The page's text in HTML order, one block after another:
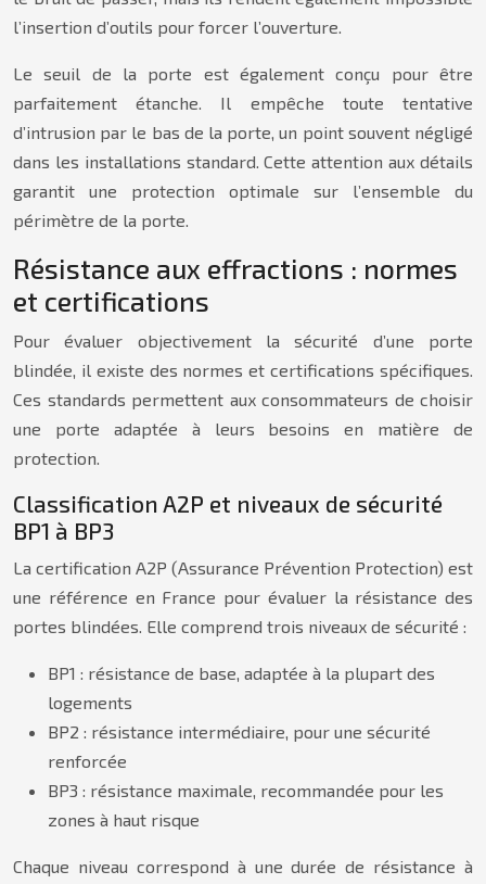
l’insertion d’outils pour forcer l’ouverture.
Le seuil de la porte est également conçu pour être
parfaitement étanche. Il empêche toute tentative
d’intrusion par le bas de la porte, un point souvent négligé
dans les installations standard. Cette attention aux détails
garantit une protection optimale sur l’ensemble du
périmètre de la porte.
Résistance aux effractions : normes
et certifications
Pour évaluer objectivement la sécurité d’une porte
blindée, il existe des normes et certifications spécifiques.
Ces standards permettent aux consommateurs de choisir
une porte adaptée à leurs besoins en matière de
protection.
Classification A2P et niveaux de sécurité
BP1 à BP3
La certification A2P (Assurance Prévention Protection) est
une référence en France pour évaluer la résistance des
portes blindées. Elle comprend trois niveaux de sécurité :
BP1 : résistance de base, adaptée à la plupart des
logements
BP2 : résistance intermédiaire, pour une sécurité
renforcée
BP3 : résistance maximale, recommandée pour les
zones à haut risque
Chaque niveau correspond à une durée de résistance à